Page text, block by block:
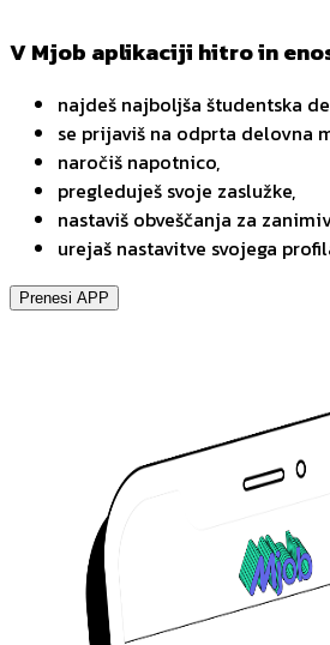
V Mjob aplikaciji hitro in
najdeš najboljša študentska
se prijaviš na odprta delovna
naročiš napotnico,
pregleduješ svoje zaslužke,
nastaviš obveščanja za
urejaš nastavitve svojega
Prenesi APP